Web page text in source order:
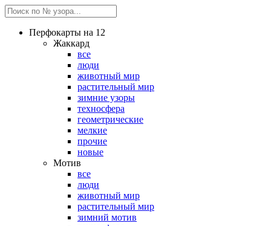
Перфокарты на 12
Жаккард
все
люди
животный мир
растительный мир
зимние узоры
техносфера
геометрические
мелкие
прочие
новые
Мотив
все
люди
животный мир
растительный мир
зимний мотив